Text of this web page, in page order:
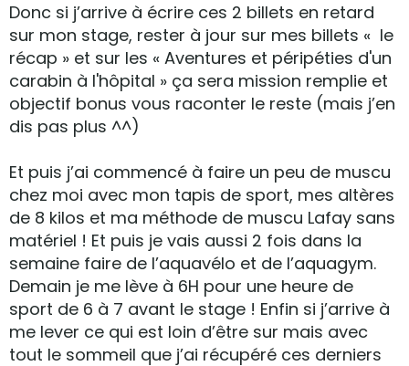
Donc si j’arrive à écrire ces 2 billets en retard
sur mon stage, rester à jour sur mes billets « le
récap » et sur les « Aventures et péripéties d'un
carabin à l'hôpital » ça sera mission remplie et
objectif bonus vous raconter le reste (mais j’en
dis pas plus ^^)
Et puis j’ai commencé à faire un peu de muscu
chez moi avec mon tapis de sport, mes altères
de 8 kilos et ma méthode de muscu Lafay sans
matériel ! Et puis je vais aussi 2 fois dans la
semaine faire de l’aquavélo et de l’aquagym.
Demain je me lève à 6H pour une heure de
sport de 6 à 7 avant le stage ! Enfin si j’arrive à
me lever ce qui est loin d’être sur mais avec
tout le sommeil que j’ai récupéré ces derniers